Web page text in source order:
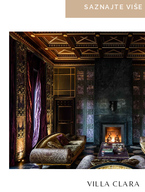
SAZNAJTE VIŠE
VILLA CLARA